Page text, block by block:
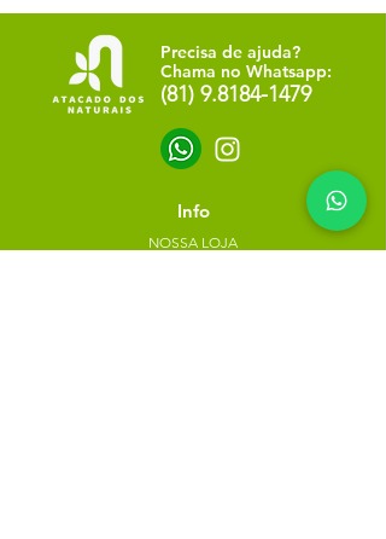
Precisa de ajuda?
Chama no Whatsapp:
(81) 9.8184-1479
Info
NOSSA LOJA